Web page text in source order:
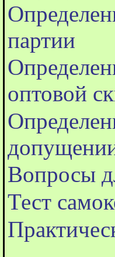
партии
оптовой
Вопросы
Тест